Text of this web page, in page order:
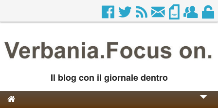
Il blog con il giornale dentro